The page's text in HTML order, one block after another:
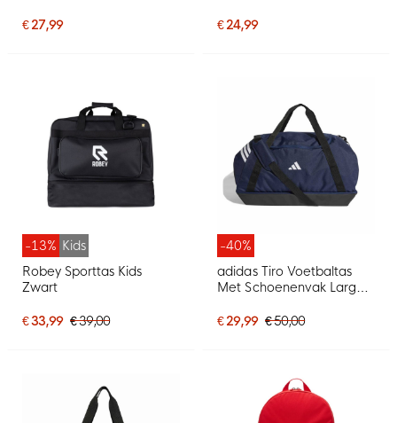
Geel Rood
€ 27,99 € 24,99
-13% Kids
Robey Sporttas Kids
Zwart
€ 33,99 € 39,00
-40%
adidas Tiro Voetbaltas
Met Schoenenvak Large
€ 29,99 € 50,00